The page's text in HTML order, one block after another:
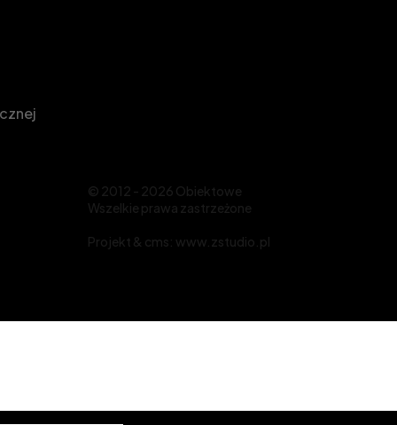
© 2012 - 2026 Obiektowe
Wszelkie prawa zastrzeżone
Projekt & cms: www.zstudio.pl